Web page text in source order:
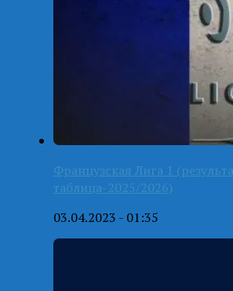
Французская Лига 1
таблица-2025/2026)
03.04.2023 - 01:35